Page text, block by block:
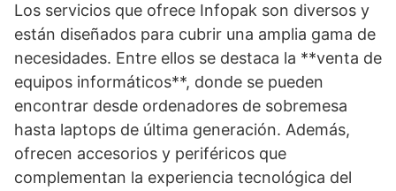
Los servicios que ofrece Infopak son diversos y
están diseñados para cubrir una amplia gama de
necesidades. Entre ellos se destaca la **venta de
equipos informáticos**, donde se pueden
encontrar desde ordenadores de sobremesa
hasta laptops de última generación. Además,
ofrecen accesorios y periféricos que
complementan la experiencia tecnológica del